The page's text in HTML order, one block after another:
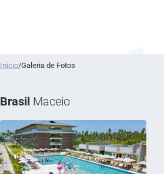
Início/Galeria de Fotos
Brasil Maceio